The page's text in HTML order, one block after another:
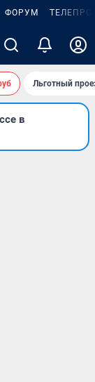
ФОРУМ
Льготный
в